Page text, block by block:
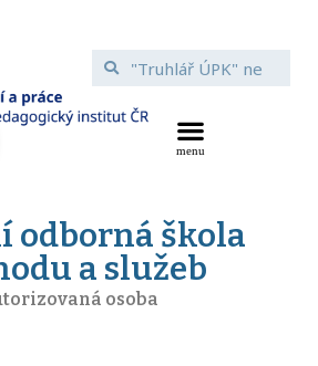
odborná škola
a služeb
osoba